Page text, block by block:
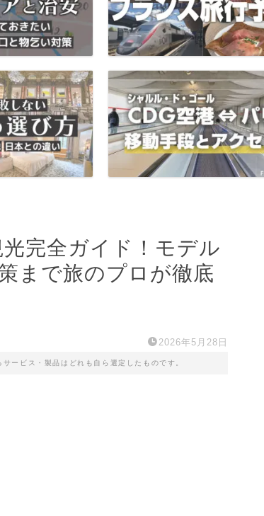
完全ガイド！モデル
まで旅のプロが徹底
2026年5月28日
ービス・製品はどれも自ら選定したものです。